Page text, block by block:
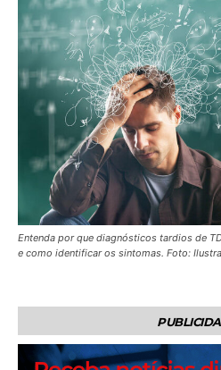
Entenda por que diagnósticos tardios de
e como identificar os sintomas. Foto: